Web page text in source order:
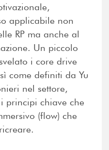
applicabile non
RP ma anche al
Un piccolo
i core drive
come definiti da Yu
nel settore,
principi chiave che
(flow) che